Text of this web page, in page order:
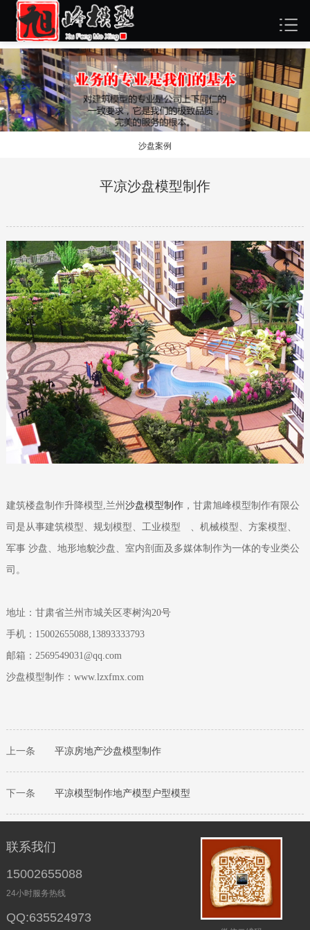
沙盘案例
平凉沙盘模型制作
建筑楼盘制作升降模型,兰州 沙盘模型制作， 甘肃旭峰模型制作有限公
司是从事建筑模型、规划模型、工业模型 、机械模型、方案模型、
军事 沙盘、地形地貌沙盘、室内剖面及多媒体制作为一体的专业类公
司。
地址：甘肃省兰州市城关区枣树沟20号
手机：15002655088,13893333793
邮箱：2569549031@qq.com
沙盘模型制作：www.lzxfmx.com
上一条 平凉房地产沙盘模型制作
下一条 平凉模型制作地产模型户型模型
联系我们
15002655088
24小时服务热线
QQ:635524973